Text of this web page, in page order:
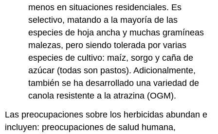
menos en situaciones residenciales. Es
selectivo, matando a la mayoría de las
especies de hoja ancha y muchas gramíneas
malezas, pero siendo tolerada por varias
especies de cultivo: maíz, sorgo y caña de
azúcar (todas son pastos). Adicionalmente,
también se ha desarrollado una variedad de
canola resistente a la atrazina (OGM).
Las preocupaciones sobre los herbicidas abundan e
incluyen: preocupaciones de salud humana,